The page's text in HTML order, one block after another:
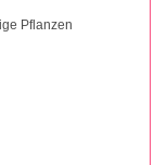
Pflanzen